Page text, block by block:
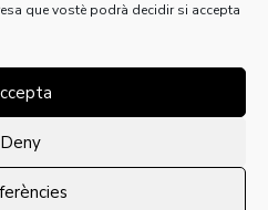
que vostè podrà decidir si accepta
Deny